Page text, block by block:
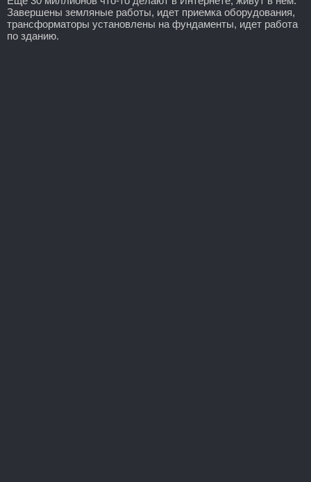
Завершены земляные работы, идет приемка оборудования,
трансформаторы установлены на фундаменты, идет работа
по зданию.